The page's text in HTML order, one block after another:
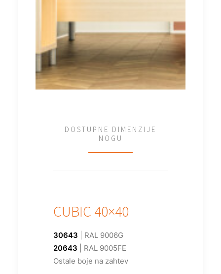
DOSTUPNE DIMENZIJE
NOGU
CUBIC 40×40
30643 | RAL 9006G
20643 | RAL 9005FE
Ostale boje na zahtev